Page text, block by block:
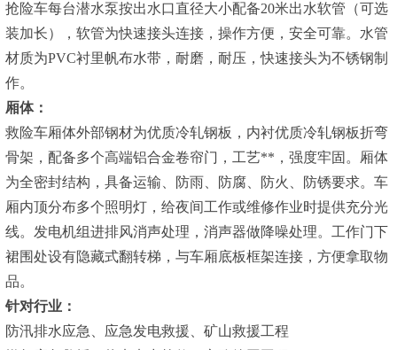
抢险车每台潜水泵按出水口直径大小配备20米出水软管（可选
装加长），软管为快速接头连接，操作方便，安全可靠。水管
材质为PVC衬里帆布水带，耐磨，耐压，快速接头为不锈钢制
作。
厢体：
救险车厢体外部钢材为优质冷轧钢板，内衬优质冷轧钢板折弯
骨架，配备多个高端铝合金卷帘门，工艺**，强度牢固。厢体
为全密封结构，具备运输、防雨、防腐、防火、防锈要求。车
厢内顶分布多个照明灯，给夜间工作或维修作业时提供充分光
线。发电机组进排风消声处理，消声器做降噪处理。工作门下
裙围处设有隐藏式翻转梯，与车厢底板框架连接，方便拿取物
品。
针对行业：
防汛排水应急、应急发电救援、矿山救援工程